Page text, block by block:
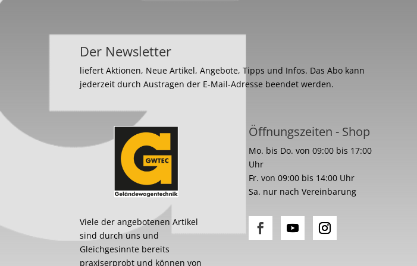
Der Newsletter
liefert Aktionen, Neue Artikel, Angebote, Tipps und Infos. Das Abo kann
jederzeit durch Austragen der E-Mail-Adresse beendet werden.
Viele der angebotenen Artikel
sind durch uns und
Gleichgesinnte bereits
praxiserprobt und können von
Öffnungszeiten - Shop
Mo. bis Do. von 09:00 bis 17:00
Uhr
Fr. von 09:00 bis 14:00 Uhr
Sa. nur nach Vereinbarung